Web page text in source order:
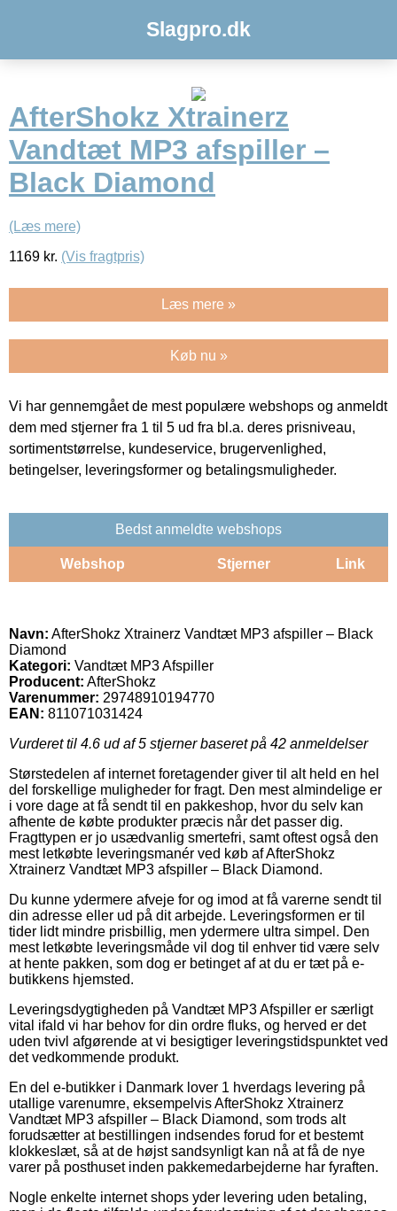
Slagpro.dk
AfterShokz Xtrainerz
Vandtæt MP3 afspiller –
Black Diamond
(Læs mere)
1169 kr. (Vis fragtpris)
Læs mere »
Køb nu »
Vi har gennemgået de mest populære webshops og anmeldt
dem med stjerner fra 1 til 5 ud fra bl.a. deres prisniveau,
sortimentstørrelse, kundeservice, brugervenlighed,
betingelser, leveringsformer og betalingsmuligheder.
Bedst anmeldte webshops
Webshop Stjerner Link
Navn: AfterShokz Xtrainerz Vandtæt MP3 afspiller – Black
Diamond
Kategori: Vandtæt MP3 Afspiller
Producent: AfterShokz
Varenummer: 29748910194770
EAN: 811071031424
Vurderet til 4.6 ud af 5 stjerner baseret på 42 anmeldelser
Størstedelen af internet foretagender giver til alt held en hel
del forskellige muligheder for fragt. Den mest almindelige er
i vore dage at få sendt til en pakkeshop, hvor du selv kan
afhente de købte produkter præcis når det passer dig.
Fragttypen er jo usædvanlig smertefri, samt oftest også den
mest letkøbte leveringsmanér ved køb af AfterShokz
Xtrainerz Vandtæt MP3 afspiller – Black Diamond.
Du kunne ydermere afveje for og imod at få varerne sendt til
din adresse eller ud på dit arbejde. Leveringsformen er til
tider lidt mindre prisbillig, men ydermere ultra simpel. Den
mest letkøbte leveringsmåde vil dog til enhver tid være selv
at hente pakken, som dog er betinget af at du er tæt på e-
butikkens hjemsted.
Leveringsdygtigheden på Vandtæt MP3 Afspiller er særligt
vital ifald vi har behov for din ordre fluks, og herved er det
uden tvivl afgørende at vi besigtiger leveringstidspunktet ved
det vedkommende produkt.
En del e-butikker i Danmark lover 1 hverdags levering på
utallige varenumre, eksempelvis AfterShokz Xtrainerz
Vandtæt MP3 afspiller – Black Diamond, som trods alt
forudsætter at bestillingen indsendes forud for et bestemt
klokkeslæt, så at de højst sandsynligt kan nå at få de nye
varer på posthuset inden pakkemedarbejderne har fyraften.
Nogle enkelte internet shops yder levering uden betaling,